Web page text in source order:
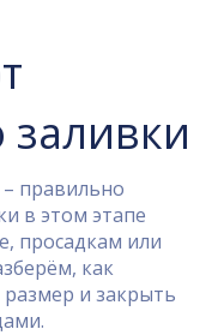
заливки
правильно
в этом этапе
просадкам или
как
и закрыть